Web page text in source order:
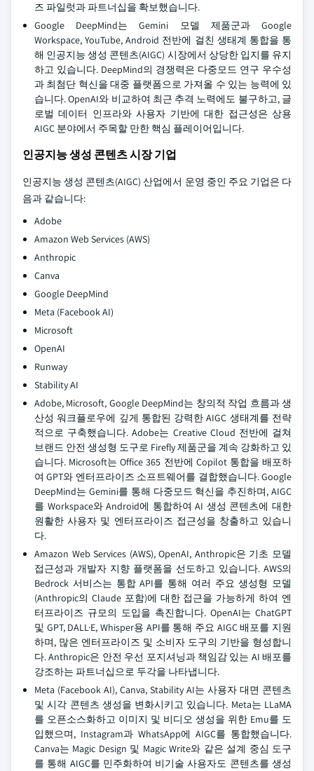
즈 파일럿과 파트너십을 확보했습니다.
Google DeepMind는 Gemini 모델 제품군과 Google
Workspace, YouTube, Android 전반에 걸친 생태계 통합을 통
해 인공지능 생성 콘텐츠(AIGC) 시장에서 상당한 입지를 유지
하고 있습니다. DeepMind의 경쟁력은 다중모드 연구 우수성
과 최첨단 혁신을 대중 플랫폼으로 가져올 수 있는 능력에 있
습니다. OpenAI와 비교하여 최근 추격 노력에도 불구하고, 글
로벌 데이터 인프라와 사용자 기반에 대한 접근성은 상용
AIGC 분야에서 주목할 만한 핵심 플레이어입니다.
인공지능 생성 콘텐츠 시장 기업
인공지능 생성 콘텐츠(AIGC) 산업에서 운영 중인 주요 기업은 다
음과 같습니다:
Adobe
Amazon Web Services (AWS)
Anthropic
Canva
Google DeepMind
Meta (Facebook AI)
Microsoft
OpenAI
Runway
Stability AI
Adobe, Microsoft, Google DeepMind는 창의적 작업 흐름과 생
산성 워크플로우에 깊게 통합된 강력한 AIGC 생태계를 전략
적으로 구축했습니다. Adobe는 Creative Cloud 전반에 걸쳐
브랜드 안전 생성형 도구로 Firefly 제품군을 계속 강화하고 있
습니다. Microsoft는 Office 365 전반에 Copilot 통합을 배포하
여 GPT와 엔터프라이즈 소프트웨어를 결합했습니다. Google
DeepMind는 Gemini를 통해 다중모드 혁신을 추진하며, AIGC
를 Workspace와 Android에 통합하여 AI 생성 콘텐츠에 대한
원활한 사용자 및 엔터프라이즈 접근성을 창출하고 있습니
다.
Amazon Web Services (AWS), OpenAI, Anthropic은 기초 모델
접근성과 개발자 지향 플랫폼을 선도하고 있습니다. AWS의
Bedrock 서비스는 통합 API를 통해 여러 주요 생성형 모델
(Anthropic의 Claude 포함)에 대한 접근을 가능하게 하여 엔
터프라이즈 규모의 도입을 촉진합니다. OpenAI는 ChatGPT
및 GPT, DALL·E, Whisper용 API를 통해 주요 AIGC 배포를 지원
하며, 많은 엔터프라이즈 및 소비자 도구의 기반을 형성합니
다. Anthropic은 안전 우선 포지셔닝과 책임감 있는 AI 배포를
강조하는 파트너십으로 두각을 나타냅니다.
Meta (Facebook AI), Canva, Stability AI는 사용자 대면 콘텐츠
및 시각 콘텐츠 생성을 변화시키고 있습니다. Meta는 LLaMA
를 오픈소스화하고 이미지 및 비디오 생성을 위한 Emu를 도
입했으며, Instagram과 WhatsApp에 AIGC를 통합했습니다.
Canva는 Magic Design 및 Magic Write와 같은 설계 중심 도구
를 통해 AIGC를 민주화하여 비기술 사용자도 콘텐츠를 생성